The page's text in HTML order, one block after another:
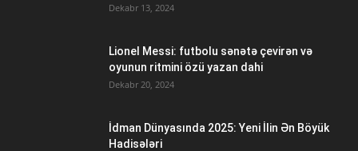
Dekabr 13, 2024
Lionel Messi: futbolu sənətə çevirən və
oyunun ritmini özü yazan dahi
Dekabr 20, 2024
İdman Dünyasında 2025: Yeni İlin Ən Böyük
Hadisələri